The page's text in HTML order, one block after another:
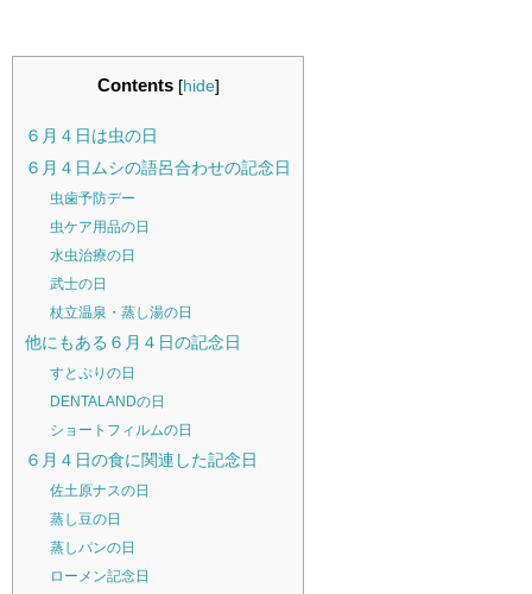
Contents [hide]
６月４日は虫の日
６月４日ムシの語呂合わせの記念日
虫歯予防デー
虫ケア用品の日
水虫治療の日
武士の日
杖立温泉・蒸し湯の日
他にもある６月４日の記念日
すとぷりの日
DENTALANDの日
ショートフィルムの日
６月４日の食に関連した記念日
佐土原ナスの日
蒸し豆の日
蒸しパンの日
ローメン記念日